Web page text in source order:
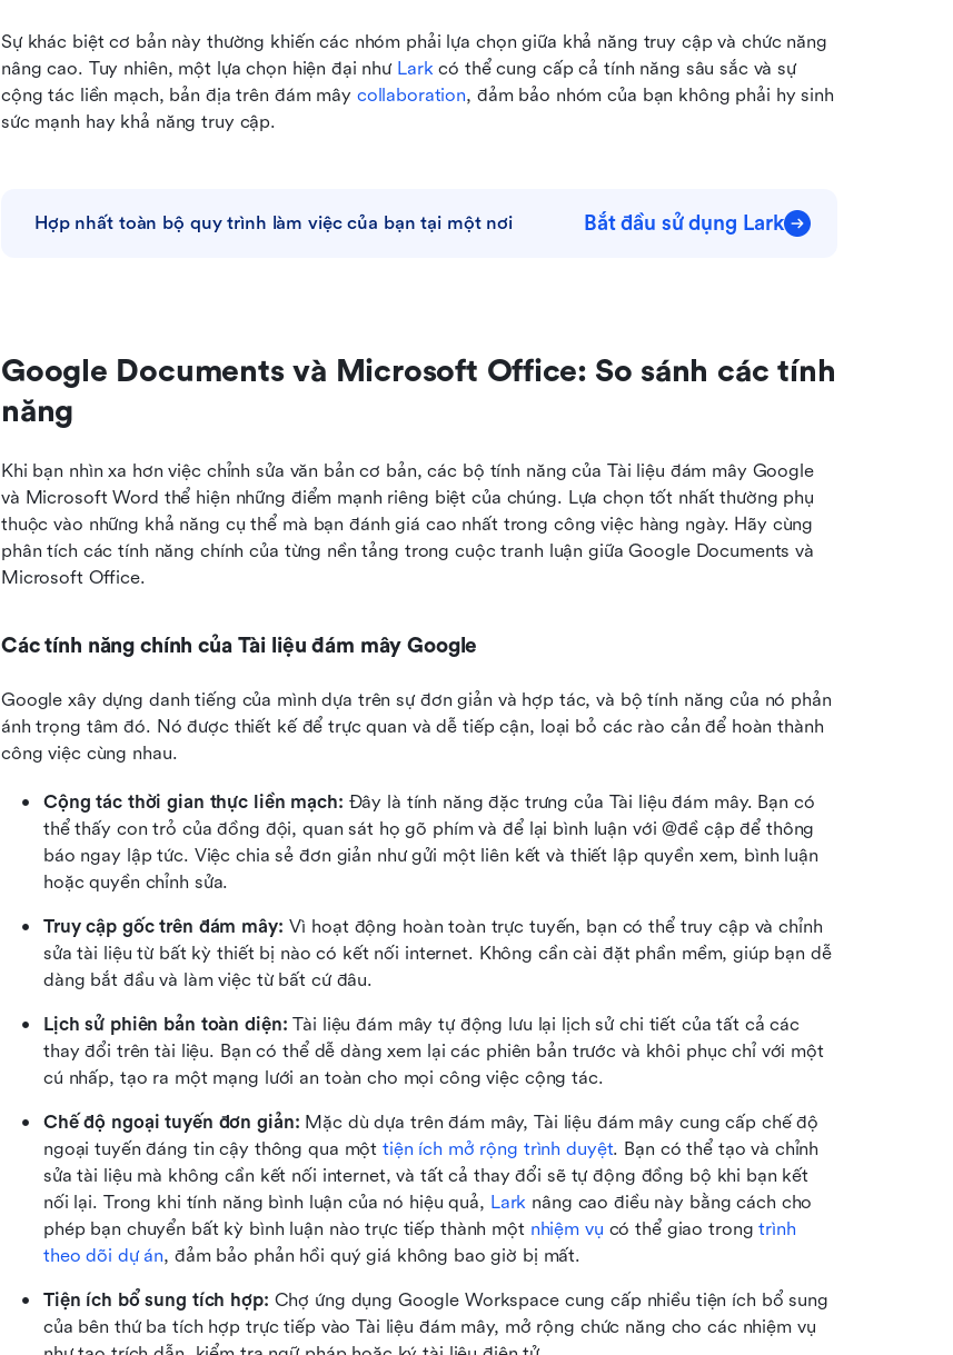
Sự khác biệt cơ bản này thường khiến các nhóm phải lựa chọn giữa khả năng truy cập và chức năng
nâng cao. Tuy nhiên, một lựa chọn hiện đại như Lark có thể cung cấp cả tính năng sâu sắc và sự
cộng tác liền mạch, bản địa trên đám mây collaboration, đảm bảo nhóm của bạn không phải hy sinh
sức mạnh hay khả năng truy cập.
Hợp nhất toàn bộ quy trình làm việc của bạn tại một nơi Bắt đầu sử dụng Lark
Google Documents và Microsoft Office: So sánh các tính
năng
Khi bạn nhìn xa hơn việc chỉnh sửa văn bản cơ bản, các bộ tính năng của Tài liệu đám mây Google
và Microsoft Word thể hiện những điểm mạnh riêng biệt của chúng. Lựa chọn tốt nhất thường phụ
thuộc vào những khả năng cụ thể mà bạn đánh giá cao nhất trong công việc hàng ngày. Hãy cùng
phân tích các tính năng chính của từng nền tảng trong cuộc tranh luận giữa Google Documents và
Microsoft Office.
Các tính năng chính của Tài liệu đám mây Google
Google xây dựng danh tiếng của mình dựa trên sự đơn giản và hợp tác, và bộ tính năng của nó phản
ánh trọng tâm đó. Nó được thiết kế để trực quan và dễ tiếp cận, loại bỏ các rào cản để hoàn thành
công việc cùng nhau.
Cộng tác thời gian thực liền mạch: Đây là tính năng đặc trưng của Tài liệu đám mây. Bạn có
thể thấy con trỏ của đồng đội, quan sát họ gõ phím và để lại bình luận với @đề cập để thông
báo ngay lập tức. Việc chia sẻ đơn giản như gửi một liên kết và thiết lập quyền xem, bình luận
hoặc quyền chỉnh sửa.
Truy cập gốc trên đám mây: Vì hoạt động hoàn toàn trực tuyến, bạn có thể truy cập và chỉnh
sửa tài liệu từ bất kỳ thiết bị nào có kết nối internet. Không cần cài đặt phần mềm, giúp bạn dễ
dàng bắt đầu và làm việc từ bất cứ đâu.
Lịch sử phiên bản toàn diện: Tài liệu đám mây tự động lưu lại lịch sử chi tiết của tất cả các
thay đổi trên tài liệu. Bạn có thể dễ dàng xem lại các phiên bản trước và khôi phục chỉ với một
cú nhấp, tạo ra một mạng lưới an toàn cho mọi công việc cộng tác.
Chế độ ngoại tuyến đơn giản: Mặc dù dựa trên đám mây, Tài liệu đám mây cung cấp chế độ
ngoại tuyến đáng tin cậy thông qua một tiện ích mở rộng trình duyệt. Bạn có thể tạo và chỉnh
sửa tài liệu mà không cần kết nối internet, và tất cả thay đổi sẽ tự động đồng bộ khi bạn kết
nối lại. Trong khi tính năng bình luận của nó hiệu quả, Lark nâng cao điều này bằng cách cho
phép bạn chuyển bất kỳ bình luận nào trực tiếp thành một nhiệm vụ có thể giao trong trình
theo dõi dự án, đảm bảo phản hồi quý giá không bao giờ bị mất.
Tiện ích bổ sung tích hợp: Chợ ứng dụng Google Workspace cung cấp nhiều tiện ích bổ sung
của bên thứ ba tích hợp trực tiếp vào Tài liệu đám mây, mở rộng chức năng cho các nhiệm vụ